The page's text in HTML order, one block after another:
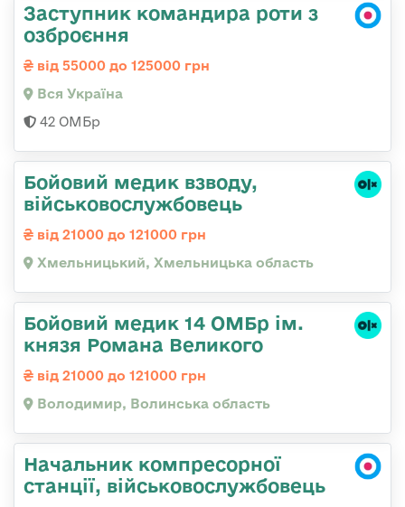
Заступник командира роти з
озброєння
від 55000 до 125000 грн
Вся Україна
42 ОМБр
Бойовий медик взводу,
військовослужбовець
від 21000 до 121000 грн
Хмельницький, Хмельницька область
Бойовий медик 14 ОМБр ім.
князя Романа Великого
від 21000 до 121000 грн
Володимир, Волинська область
Начальник компресорної
станції, військовослужбовець